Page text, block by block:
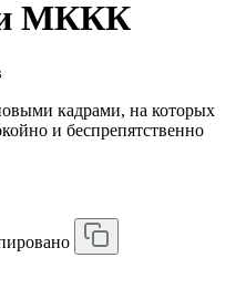
МККК
кадрами, на которых
и беспрепятственно